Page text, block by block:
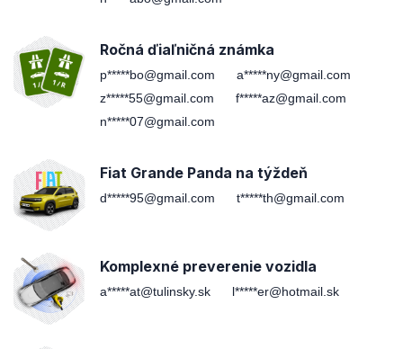
Ročná ďiaľničná známka
p*****bo@gmail.com
a*****ny@gmail.com
z*****55@gmail.com
f*****az@gmail.com
n*****07@gmail.com
Fiat Grande Panda na týždeň
d*****95@gmail.com t*****th@gmail.com
Komplexné preverenie vozidla
a*****at@tulinsky.sk l*****er@hotmail.sk